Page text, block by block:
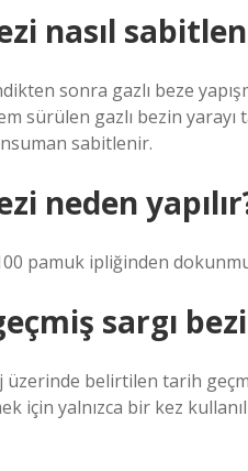
nasıl
sonra gazlı beze
sürülen gazlı bezin
sabitlenir.
neden
pamuk ipliğinden
sargı
belirtilen tarih
için yalnızca bir kez